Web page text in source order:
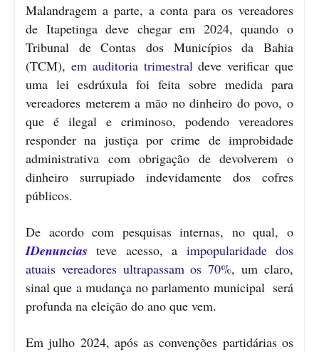
Malandragem a parte, a conta para os vereadores
de Itapetinga deve chegar em 2024, quando o
Tribunal de Contas dos Municípios da Bahia
(TCM), em auditoria trimestral deve verificar que
uma lei esdrúxula foi feita sobre medida para
vereadores meterem a mão no dinheiro do povo, o
que é ilegal e criminoso, podendo vereadores
responder na justiça por crime de improbidade
administrativa com obrigação de devolverem o
dinheiro surrupiado indevidamente dos cofres
públicos.
De acordo com pesquisas internas, no qual, o
IDenuncias teve acesso, a impopularidade dos
atuais vereadores ultrapassam os 70%, um claro,
sinal que a mudança no parlamento municipal será
profunda na eleição do ano que vem.
Em julho 2024, após as convenções partidárias os